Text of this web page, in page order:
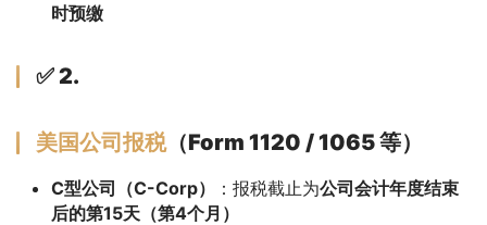
时预缴
✅ 2.
美国公司报税（Form 1120 / 1065 等）
C型公司（C-Corp） ：报税截止为公司会计年度结束
后的第15天（第4个月）